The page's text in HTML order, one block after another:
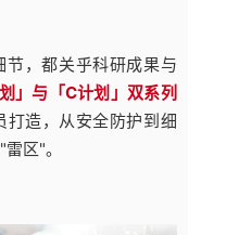
节，都关乎科研成果与
」与「C计划」双系列
打造，从安全防护到细
区"。